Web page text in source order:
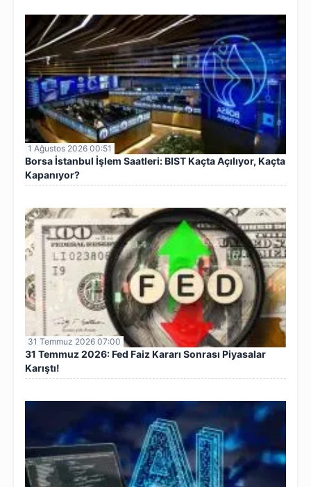
1 Ağustos 2026 00:51
Borsa İstanbul İşlem Saatleri: BIST Kaçta Açılıyor, Kaçta
Kapanıyor?
31 Temmuz 2026 07:00
31 Temmuz 2026: Fed Faiz Kararı Sonrası Piyasalar
Karıştı!